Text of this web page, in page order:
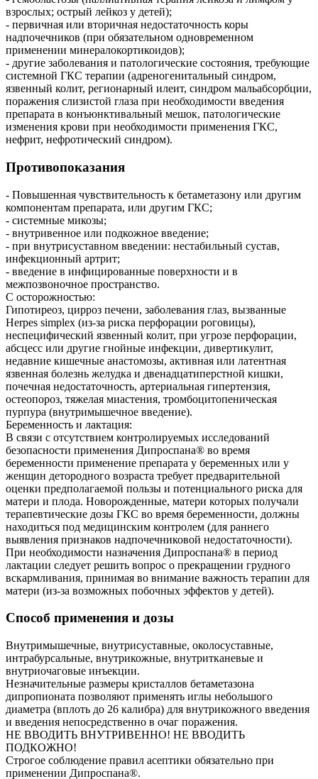
взрослых; острый лейкоз у детей);
- первичная или вторичная недостаточность коры
надпочечников (при обязательном одновременном
применении минералокортикоидов);
- другие заболевания и патологические состояния, требующие
системной ГКС терапии (адреногенитальный синдром,
язвенный колит, регионарный илеит, синдром мальабсорбции,
поражения слизистой глаза при необходимости введения
препарата в конъюнктивальный мешок, патологические
изменения крови при необходимости применения ГКС,
нефрит, нефротический синдром).
Противопоказания
- Повышенная чувствительность к бетаметазону или другим
компонентам препарата, или другим ГКС;
- системные микозы;
- внутривенное или подкожное введение;
- при внутрисуставном введении: нестабильный сустав,
инфекционный артрит;
- введение в инфицированные поверхности и в
межпозвоночное пространство.
С осторожностью:
Гипотиреоз, цирроз печени, заболевания глаз, вызванные
Herpes simplex (из-за риска перфорации роговицы),
неспецифический язвенный колит, при угрозе перфорации,
абсцесс или другие гнойные инфекции, дивертикулит,
недавние кишечные анастомозы, активная или латентная
язвенная болезнь желудка и двенадцатиперстной кишки,
почечная недостаточность, артериальная гипертензия,
остеопороз, тяжелая миастения, тромбоцитопеническая
пурпура (внутримышечное введение).
Беременность и лактация:
В связи с отсутствием контролируемых исследований
безопасности применения Дипроспана® во время
беременности применение препарата у беременных или у
женщин детородного возраста требует предварительной
оценки предполагаемой пользы и потенциального риска для
матери и плода. Новорожденные, матери которых получали
терапевтические дозы ГКС во время беременности, должны
находиться под медицинским контролем (для раннего
выявления признаков надпочечниковой недостаточности).
При необходимости назначения Дипроспана® в период
лактации следует решить вопрос о прекращении грудного
вскармливания, принимая во внимание важность терапии для
матери (из-за возможных побочных эффектов у детей).
Способ применения и дозы
Внутримышечные, внутрисуставные, околосуставные,
интрабурсальные, внутрикожные, внутритканевые и
внутриочаговые инъекции.
Незначительные размеры кристаллов бетаметазона
дипропионата позволяют применять иглы небольшого
диаметра (вплоть до 26 калибра) для внутрикожного введения
и введения непосредственно в очаг поражения.
НЕ ВВОДИТЬ ВНУТРИВЕННО! НЕ ВВОДИТЬ
ПОДКОЖНО!
Строгое соблюдение правил асептики обязательно при
применении Дипроспана®.